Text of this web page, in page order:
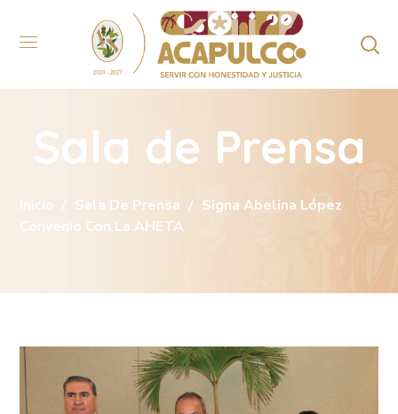
Sala de Prensa
Inicio Sala De Prensa
Signa Abelina López
Convenio Con La AHETA